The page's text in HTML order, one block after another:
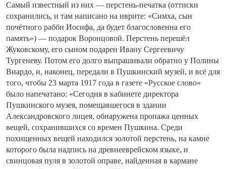
Самый известный из них — перстень-печатка (оттиски
сохранились, и там написано на иврите: «Симха, сын
почётного рабби Иосифа, да будет благословенна его
память») — подарок Воронцовой. Перстень перешёл
Жуковскому, его сыном подарен Ивану Сергеевичу
Тургеневу. Потом его долго выпрашивали обратно у Полины
Виардо, и, наконец, передали в Пушкинский музей, и всё для
того, чтобы 23 марта 1917 года в газете «Русское слово»
было напечатано: «Сегодня в кабинете директора
Пушкинского музея, помещавшегося в здании
Александровского лицея, обнаружена пропажа ценных
вещей, сохранившихся со времен Пушкина. Среди
похищенных вещей находился золотой перстень, на камне
которого была надпись на древнееврейском языке, и
свинцовая пуля в золотой оправе, найденная в кармане